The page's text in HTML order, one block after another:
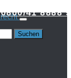
0800/41 8888 9